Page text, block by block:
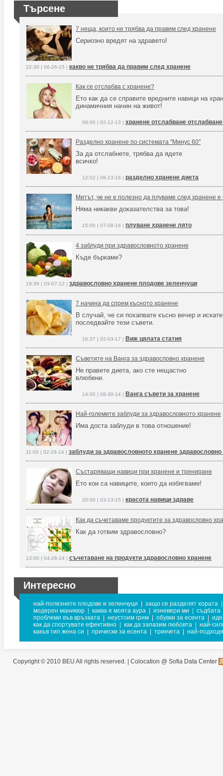
Търсене
7 неща, които не трябва да правим след хранене
Сериозно вредят на здравето!
22:30 | 06-26-15 | какво не трябва да правим след хранене
Как се отслабва с хранене?
Ето как да се справите вредните навици на
динамичния начин на живот!
08:00 | 02-12-13 | хранене отслабване
Разделно хранене по системата "Минус 60"
За да отслабнете, трябва да ядете
всичко!
12:02 | 08-23-16 | разделно хранене диета
Митът, че не е полезно да плуваме след хранене е
Няма никакви доказателства за това!
15:00 | 07-08-16 | плуване хранене лято
4 заблуди при здравословното хранене
Къде бъркаме?
19:39 | 03-07-12 | здравословно хранене плодове зеленчуци
7 начина да спрем късното хранене
В случай, че си похапвате късно вечер и
последвайте тези съвети.
16:37 | 02-03-17 | Виж цялата статия
Съветите на Ванга за здравословно хранене
Не правете диета, ако сте нещастно
влюбени.
14:00 | 08-30-14 | Ванга съвети за хранене
Най-големите заблуди за здравословното хранене
Има доста заблуди в това отношение!
11:00 | 02-26-14 | заблуди за здравословното хранене
Състаряващи навици при хранене и трениране
Ето кои са навиците, които да избягваме!
20:00 | 03-13-15 | красота навици здраве
Как да съчетаваме продуктите за здравословно
Как да готвим здравословно?
13:00 | 04-26-14 | съчетаване на продукти здравословно хранене
Интересно
най-полезните плодове и зеленчуци защо се разделят хората
модерен маникюр
каква е моята аура изневери ми
съдбата
проблеми във връзката
неустоим грим обувки за есента
как да спортувате ефективно
как да запазим любовта
най-
какъв тип жена си
прически за есента трикчета най-
Copyright © 2010 BEU All rights reserved. | Colocation @ Sofia Data Center